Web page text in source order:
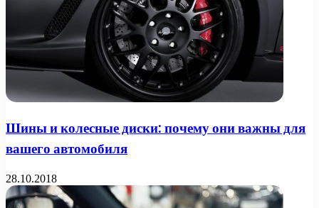
Шины и колесные диски: почему они важны для
вашего автомобиля
28.10.2018